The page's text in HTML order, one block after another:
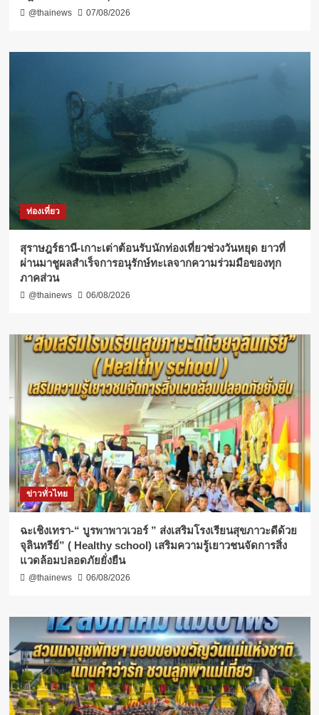
@thainews 07/08/2026
ท่องเที่ยว
สุราษฎร์ธานี-เกาะเต่าต้อนรับนักท่องเที่ยวช่วงวันหยุด ยาวที่
ผ่านมาชูผลสำเร็จการอนุรักษ์ทะเลจากความร่วมมือของทุก
ภาคส่วน
@thainews 06/08/2026
ข่าวทั่วไทย
ฉะเชิงเทรา-​“ บูรพาพาวเวอร์ ” ส่งเสริมโรงเรียนสุขภาวะดีด้วย
จุลินทรีย์” ( Healthy school) เสริมความรู้เยาวชนจัดการสิ่ง
แวดล้อมปลอดภัยยั่งยืน
@thainews 06/08/2026